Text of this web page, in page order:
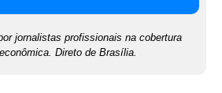
jornalistas profissionais na cobertura
Direto de Brasília.